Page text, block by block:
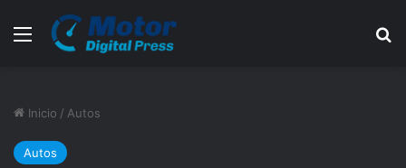
Menú
Inicio / Autos
Autos